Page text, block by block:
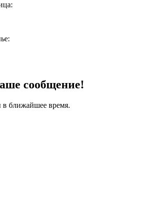
сообщение!
ближайшее время.